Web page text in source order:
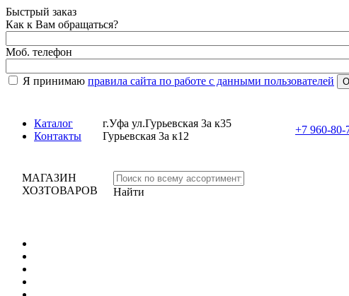
Быстрый заказ
Как к Вам обращаться?
Моб. телефон
Я принимаю правила сайта по работе с данными пользователей
Каталог
Контакты
г.Уфа ул.Гурьевская 3а к35
Гурьевская 3а к12
+7 960-80-
МАГАЗИН
ХОЗТОВАРОВ
Найти